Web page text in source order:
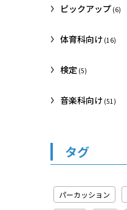
ピックアップ(6)
体育科向け(16)
検定(5)
音楽科向け(51)
タグ
パーカッション